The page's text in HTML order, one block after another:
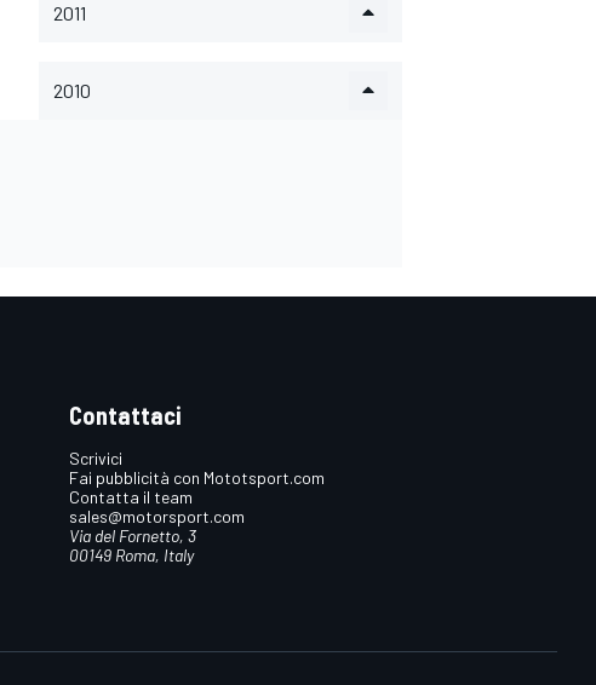
2011
2010
Contattaci
Scrivici
Fai pubblicità con Mototsport.com
Contatta il team
sales@motorsport.com
Via del Fornetto, 3
00149 Roma, Italy